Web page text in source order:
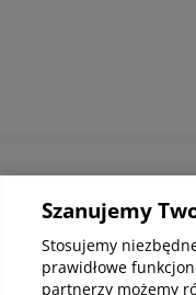
Informacje
Kup
Szanujemy
Stosujemy
prawidłowe
partnerzy możemy